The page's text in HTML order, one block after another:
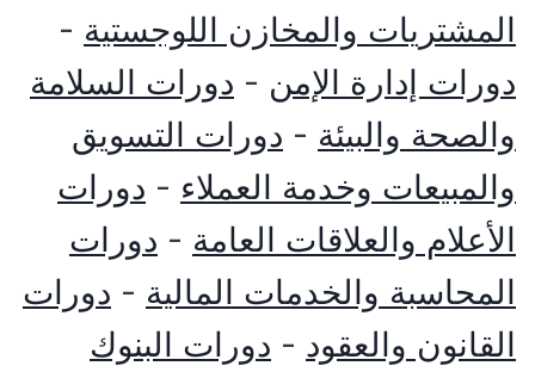
المشتريات والمخازن اللوجستية-
دورات إدارة الإمن- دورات السلامة
والصحة والبيئة- دورات التسويق
والمبيعات وخدمة العملاء- دورات
الأعلام والعلاقات العامة- دورات
المحاسبة والخدمات المالية- دورات
القانون والعقود- دورات البنوك